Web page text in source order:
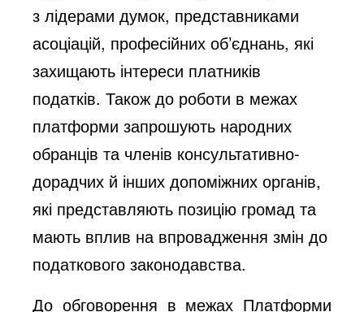
з лідерами думок, представниками
асоціацій, професійних об’єднань, які
захищають інтереси платників
податків. Також до роботи в межах
платформи запрошують народних
обранців та членів консультативно-
дорадчих й інших допоміжних органів,
які представляють позицію громад та
мають вплив на впровадження змін до
податкового законодавства.
До обговорення в межах Платформи